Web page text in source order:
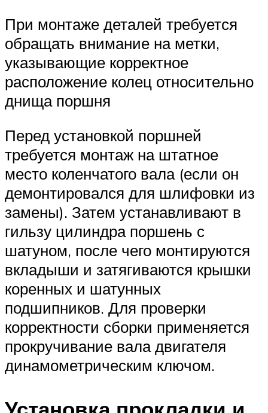
При монтаже деталей требуется
обращать внимание на метки,
указывающие корректное
расположение колец относительно
днища поршня
Перед установкой поршней
требуется монтаж на штатное
место коленчатого вала (если он
демонтировался для шлифовки из
замены). Затем устанавливают в
гильзу цилиндра поршень с
шатуном, после чего монтируются
вкладыши и затягиваются крышки
коренных и шатунных
подшипников. Для проверки
корректности сборки применяется
прокручивание вала двигателя
динамометрическим ключом.